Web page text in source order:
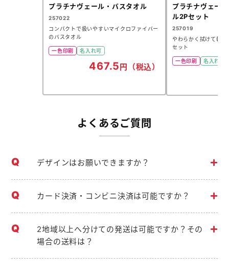
プラチナヴェール・バスタオル
257022
コンパクトで扱いやすいマイクロファイバー
のバスタオル
一色印刷 名入れ可
467.5円（税込）
プラチナヴェー
ル2Pセット
257019
やわらかく拭けて乾
セット
一色印刷 名入れ可
よくあるご質問
デザインはお願いできますか？
カード決済・コンビニ決済は可能ですか？
2地域以上へ分けての発送は可能ですか？その
場合の送料は？